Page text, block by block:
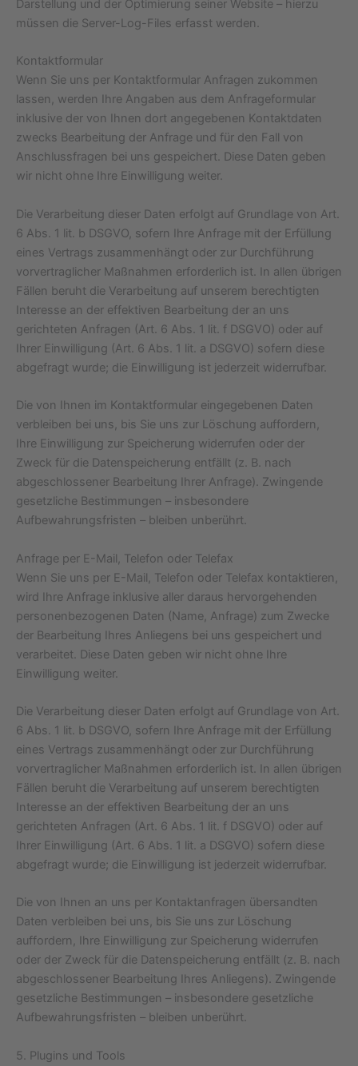
Darstellung und der Optimierung seiner Website – hierzu
müssen die Server-Log-Files erfasst werden.
Kontaktformular
Wenn Sie uns per Kontaktformular Anfragen zukommen
lassen, werden Ihre Angaben aus dem Anfrageformular
inklusive der von Ihnen dort angegebenen Kontaktdaten
zwecks Bearbeitung der Anfrage und für den Fall von
Anschlussfragen bei uns gespeichert. Diese Daten geben
wir nicht ohne Ihre Einwilligung weiter.
Die Verarbeitung dieser Daten erfolgt auf Grundlage von Art.
6 Abs. 1 lit. b DSGVO, sofern Ihre Anfrage mit der Erfüllung
eines Vertrags zusammenhängt oder zur Durchführung
vorvertraglicher Maßnahmen erforderlich ist. In allen übrigen
Fällen beruht die Verarbeitung auf unserem berechtigten
Interesse an der effektiven Bearbeitung der an uns
gerichteten Anfragen (Art. 6 Abs. 1 lit. f DSGVO) oder auf
Ihrer Einwilligung (Art. 6 Abs. 1 lit. a DSGVO) sofern diese
abgefragt wurde; die Einwilligung ist jederzeit widerrufbar.
Die von Ihnen im Kontaktformular eingegebenen Daten
verbleiben bei uns, bis Sie uns zur Löschung auffordern,
Ihre Einwilligung zur Speicherung widerrufen oder der
Zweck für die Datenspeicherung entfällt (z. B. nach
abgeschlossener Bearbeitung Ihrer Anfrage). Zwingende
gesetzliche Bestimmungen – insbesondere
Aufbewahrungsfristen – bleiben unberührt.
Anfrage per E-Mail, Telefon oder Telefax
Wenn Sie uns per E-Mail, Telefon oder Telefax kontaktieren,
wird Ihre Anfrage inklusive aller daraus hervorgehenden
personenbezogenen Daten (Name, Anfrage) zum Zwecke
der Bearbeitung Ihres Anliegens bei uns gespeichert und
verarbeitet. Diese Daten geben wir nicht ohne Ihre
Einwilligung weiter.
Die Verarbeitung dieser Daten erfolgt auf Grundlage von Art.
6 Abs. 1 lit. b DSGVO, sofern Ihre Anfrage mit der Erfüllung
eines Vertrags zusammenhängt oder zur Durchführung
vorvertraglicher Maßnahmen erforderlich ist. In allen übrigen
Fällen beruht die Verarbeitung auf unserem berechtigten
Interesse an der effektiven Bearbeitung der an uns
gerichteten Anfragen (Art. 6 Abs. 1 lit. f DSGVO) oder auf
Ihrer Einwilligung (Art. 6 Abs. 1 lit. a DSGVO) sofern diese
abgefragt wurde; die Einwilligung ist jederzeit widerrufbar.
Die von Ihnen an uns per Kontaktanfragen übersandten
Daten verbleiben bei uns, bis Sie uns zur Löschung
auffordern, Ihre Einwilligung zur Speicherung widerrufen
oder der Zweck für die Datenspeicherung entfällt (z. B. nach
abgeschlossener Bearbeitung Ihres Anliegens). Zwingende
gesetzliche Bestimmungen – insbesondere gesetzliche
Aufbewahrungsfristen – bleiben unberührt.
5. Plugins und Tools